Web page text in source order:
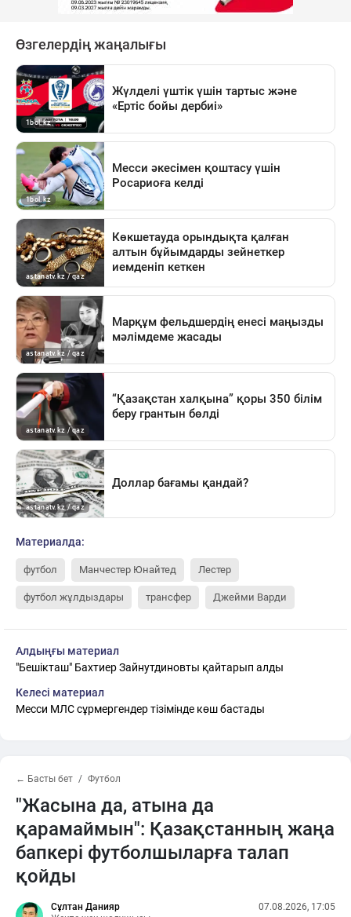
Материалда:
футбол Манчестер Юнайтед Лестер
футбол жұлдыздары трансфер Джейми Варди
Алдыңғы материал
"Бешікташ" Бахтиер Зайнутдиновты қайтарып алды
Келесі материал
Месси МЛС сұрмергендер тізімінде көш бастады
← Басты бет Футбол
"Жасына да, атына да
қарамаймын": Қазақстанның жаңа
бапкері футболшыларға талап
қойды
Сұлтан Данияр
07.08.2026, 17:05